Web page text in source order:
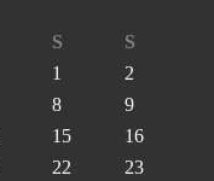
S
S
1
2
8
9
15
16
22
23